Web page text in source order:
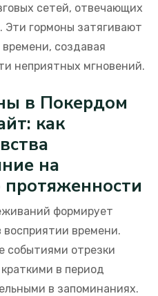
сетей, отвечающих
Эти гормоны затягивают
создавая
неприятных мгновений.
в Покердом
как
на
формирует
времени.
отрезки
в период
в запоминаниях.